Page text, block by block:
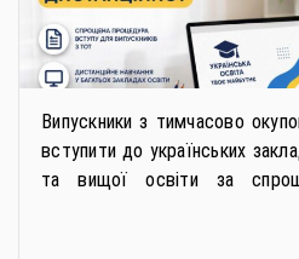
Випускники з тимчасово
вступити до українських
та вищої освіти за
дистанційне навчання, що